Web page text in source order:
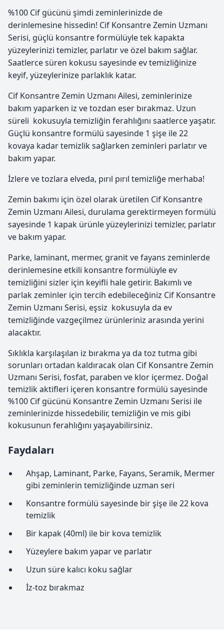
%100 Cif gücünü şimdi zeminlerinizde de
derinlemesine hissedin! Cif Konsantre Zemin Uzmanı
Serisi, güçlü konsantre formülüyle tek kapakta
yüzeylerinizi temizler, parlatır ve özel bakım sağlar.
Saatlerce süren kokusu sayesinde ev temizliğinize
keyif, yüzeylerinize parlaklık katar.
Cif Konsantre Zemin Uzmanı Ailesi, zeminlerinize
bakım yaparken iz ve tozdan eser bırakmaz. Uzun
süreli kokusuyla temizliğin ferahlığını saatlerce yaşatır.
Güçlü konsantre formülü sayesinde 1 şişe ile 22
kovaya kadar temizlik sağlarken zeminleri parlatır ve
bakım yapar.
İzlere ve tozlara elveda, pırıl pırıl temizliğe merhaba!
Zemin bakımı için özel olarak üretilen Cif Konsantre
Zemin Uzmanı Ailesi, durulama gerektirmeyen formülü
sayesinde 1 kapak ürünle yüzeylerinizi temizler, parlatır
ve bakım yapar.
Parke, laminant, mermer, granit ve fayans zeminlerde
derinlemesine etkili konsantre formülüyle ev
temizliğini sizler için keyifli hale getirir. Bakımlı ve
parlak zeminler için tercih edebileceğiniz Cif Konsantre
Zemin Uzmanı Serisi, eşsiz kokusuyla da ev
temizliğinde vazgeçilmez ürünleriniz arasında yerini
alacaktır.
Sıklıkla karşılaşılan iz bırakma ya da toz tutma gibi
sorunları ortadan kaldıracak olan Cif Konsantre Zemin
Uzmanı Serisi, fosfat, paraben ve klor içermez. Doğal
temizlik aktifleri içeren konsantre formülü sayesinde
%100 Cif gücünü Konsantre Zemin Uzmanı Serisi ile
zeminlerinizde hissedebilir, temizliğin ve mis gibi
kokusunun ferahlığını yaşayabilirsiniz.
Faydaları
Ahşap, Laminant, Parke, Fayans, Seramik, Mermer
gibi zeminlerin temizliğinde uzman seri
Konsantre formülü sayesinde bir şişe ile 22 kova
temizlik
Bir kapak (40ml) ile bir kova temizlik
Yüzeylere bakım yapar ve parlatır
Uzun süre kalıcı koku sağlar
İz-toz bırakmaz